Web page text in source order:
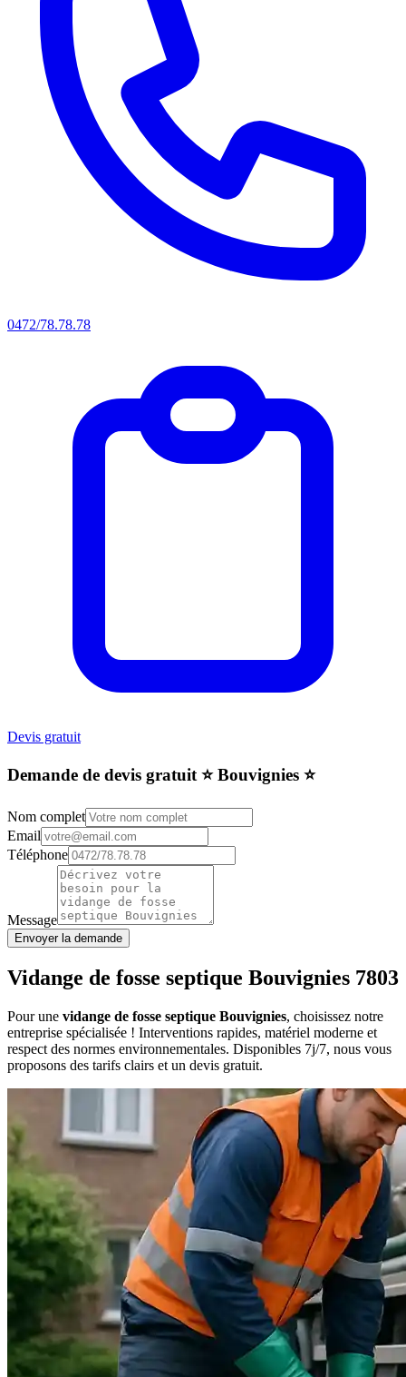
0472/78.78.78
Devis gratuit
Demande de devis gratuit ⭐️ Bouvignies ⭐️
Nom complet
Email
Téléphone
Message
Envoyer la demande
Vidange de fosse septique Bouvignies 7803
Pour une vidange de fosse septique Bouvignies, choisissez notre
entreprise spécialisée ! Interventions rapides, matériel moderne et
respect des normes environnementales. Disponibles 7j/7, nous vous
proposons des tarifs clairs et un devis gratuit.